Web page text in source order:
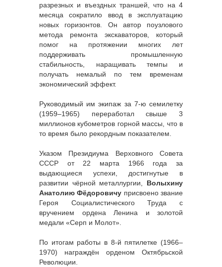
разрезных и въездных траншей, что на 4
месяца сократило ввод в эксплуатацию
новых горизонтов. Он автор поузлового
метода ремонта экскаваторов, который
помог на протяжении многих лет
поддерживать промышленную
стабильность, наращивать темпы и
получать немалый по тем временам
экономический эффект.
Руководимый им экипаж за 7-ю семилетку
(1959–1965) переработал свыше 3
миллионов кубометров горной массы, что в
то время было рекордным показателем.
Указом Президиума Верховного Совета
СССР от 22 марта 1966 года за
выдающиеся успехи, достигнутые в
развитии чёрной металлургии, Волыхину
Анатолию Фёдоровичу присвоено звание
Героя Социалистического Труда с
вручением ордена Ленина и золотой
медали «Серп и Молот».
По итогам работы в 8-й пятилетке (1966–
1970) награждён орденом Октябрьской
Революции.